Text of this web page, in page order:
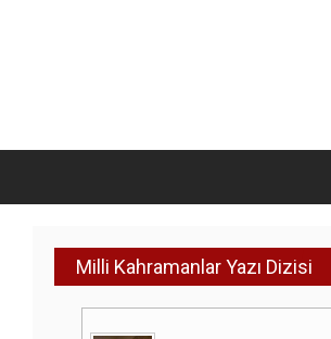
Milli Kahramanlar Yazı Dizisi